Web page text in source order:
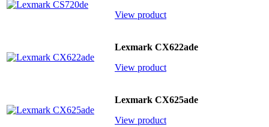
View product
Lexmark CX622ade
View product
Lexmark CX625ade
View product